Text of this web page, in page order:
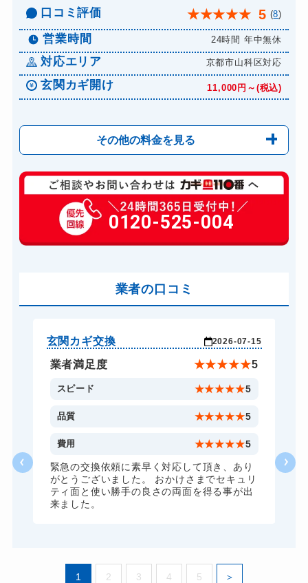
口コミ評価 ★★★★★ 5 (8)
営業時間 24時間 年中無休
対応エリア 京都市山科区対応
玄関カギ開け 11,000円～(税込)
その他の料金を見る
玄関カギ修理 6,600円～(税込)
玄関カギ作成 14,300円～(税込)
玄関カギ交換 14,300円～(税込)
バイクカギ開け
スーツケースカギ開け 8,800円～(税込)
スーツケースカギ作成 8,800円～(税込)
金庫カギ開け 14,300円～(税込)
金庫カギ修理 11,000円～(税込)
11,000円～(税込)
8,800円～(税込)
ドアノブカギ開け 10,780円～(税込)
ドアノブカギ作成
0120-525-004
業者の口コミ
玄関カギ交換 2026-07-15
業者満足度 ★★★★★5
スピード ★★★★★5
品質 ★★★★★5
費用 ★★★★★5
緊急の交換依頼に素早く対応して頂き、あり
がとうございました。 おかけさまでセキュリ
ティ面と使い勝手の良さの両面を得る事が出
来ました。
1 2 3 4 5